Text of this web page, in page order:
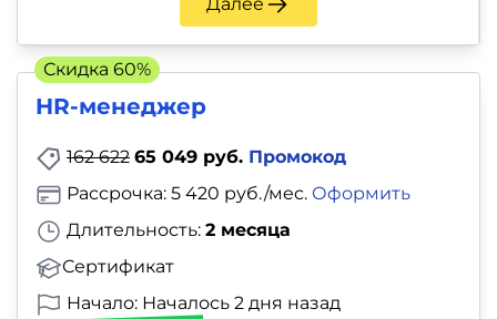
HR-менеджер
162 622 65 049 руб. Промокод
Длительность: 2 месяца
Сертификат
Рассрочка: 5 420 руб./мес. Оформить
Начало: Началось 2 дня назад
Скидка 60%